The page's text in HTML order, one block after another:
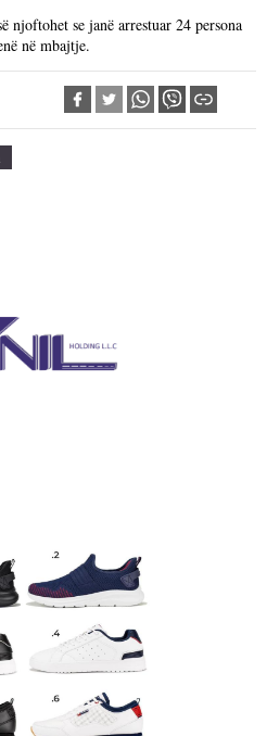
njoftohet se janë arrestuar 24 persona
në mbajtje.